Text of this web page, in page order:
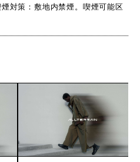
対策：敷地内禁煙。喫煙可能区